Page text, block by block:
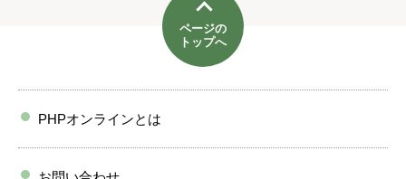
ページの
トップへ
PHPオンラインとは